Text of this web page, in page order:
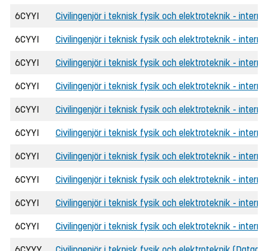
6CYYI Civilingenjör i teknisk fysik och elektroteknik -
6CYYI Civilingenjör i teknisk fysik och elektroteknik -
6CYYI Civilingenjör i teknisk fysik och elektroteknik -
6CYYI Civilingenjör i teknisk fysik och elektroteknik -
6CYYI Civilingenjör i teknisk fysik och elektroteknik -
6CYYI Civilingenjör i teknisk fysik och elektroteknik -
6CYYI Civilingenjör i teknisk fysik och elektroteknik -
6CYYI Civilingenjör i teknisk fysik och elektroteknik -
6CYYI Civilingenjör i teknisk fysik och elektroteknik -
6CYYI Civilingenjör i teknisk fysik och elektroteknik -